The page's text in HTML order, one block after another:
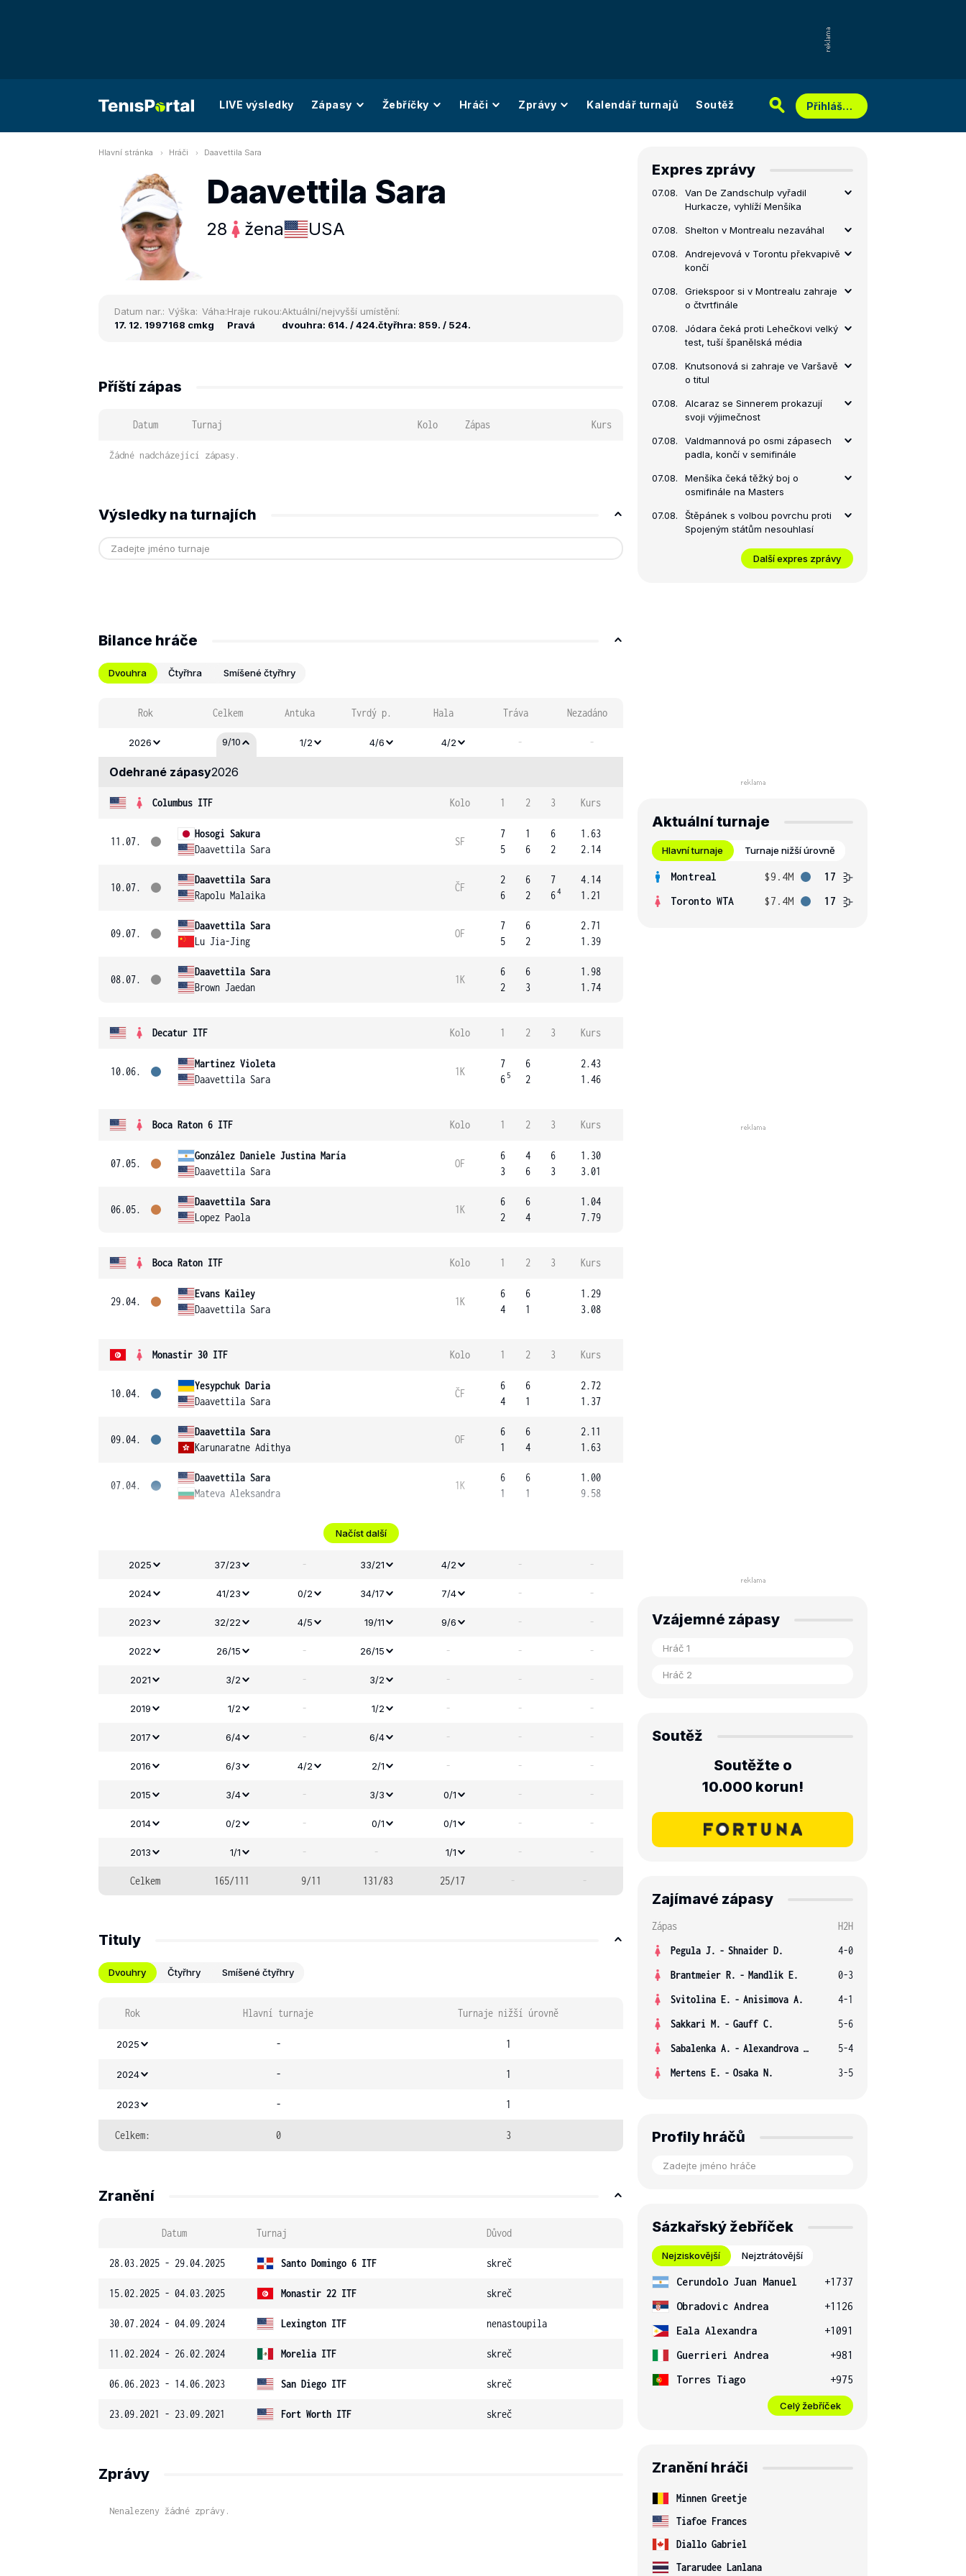
LIVE výsledky Zápasy Žebříčky Hráči Zprávy Kalendář turnajů Soutěž Přihlášení
Hlavní stránka Hráči Daavettila Sara
Daavettila Sara
28 žena USA
Datum nar.:
17. 12. 1997
Výška:
168 cm
Váha:
kg
Hraje rukou:
Pravá
Aktuální/nejvyšší umístění:
dvouhra: 614. / 424.čtyřhra: 859. / 524.
Příští zápas
Datum Turnaj Kolo Zápas Kurs
Žádné nadcházející zápasy.
Výsledky na turnajích
Bilance hráče
Dvouhra Čtyřhra Smíšené čtyřhry
Rok Celkem Antuka Tvrdý p. Hala Tráva Nezadáno
2026 9/10 1/2 4/6 4/2 - -
Odehrané zápasy2026
Columbus ITF Kolo 1 2 3 Kurs
11.07.
Hosogi Sakura
Daavettila Sara
SF
7
5
1
6
6
2
1.63
2.14
10.07.
Daavettila Sara
Rapolu Malaika
ČF
2
6
6
2
7
64
4.14
1.21
09.07.
Daavettila Sara
Lu Jia-Jing
OF
7
5
6
2
2.71
1.39
08.07.
Daavettila Sara
Brown Jaedan
1K
6
2
6
3
1.98
1.74
Decatur ITF Kolo 1 2 3 Kurs
10.06.
Martinez Violeta
Daavettila Sara
1K
7
6 5
6
2
2.43
1.46
Boca Raton 6 ITF Kolo 1 2 3 Kurs
07.05.
González Daniele Justina María
Daavettila Sara
OF
6
3
4
6
6
3
1.30
3.01
06.05.
Daavettila Sara
Lopez Paola
1K
6
2
6
4
1.04
7.79
Boca Raton ITF Kolo 1 2 3 Kurs
29.04.
Evans Kailey
Daavettila Sara
1K
6
4
6
1
1.29
3.08
Monastir 30 ITF Kolo 1 2 3 Kurs
10.04.
Yesypchuk Daria
Daavettila Sara
ČF
6
4
6
1
2.72
1.37
09.04.
Daavettila Sara
Karunaratne Adithya
OF
6
1
6
4
2.11
1.63
07.04.
Daavettila Sara
Mateva Aleksandra
1K
6
1
6
1
1.00
9.58
Načíst další
2025 37/23 - 33/21 4/2 - -
2024 41/23 0/2 34/17 7/4 - -
2023 32/22 4/5 19/11 9/6 - -
2022 26/15 - 26/15 - - -
2021 3/2 - 3/2 - - -
2019 1/2 - 1/2 - - -
2017 6/4 - 6/4 - - -
2016 6/3 4/2 2/1 - - -
2015 3/4 - 3/3 0/1 - -
2014 0/2 - 0/1 0/1 - -
2013 1/1 - - 1/1 - -
Celkem 165/111 9/11 131/83 25/17 - -
Tituly
Dvouhry Čtyřhry Smíšené čtyřhry
Rok Hlavní turnaje Turnaje nižší úrovně
2025 - 1
2024 - 1
2023 - 1
Celkem: 0 3
Zranění
Datum Turnaj Důvod
28.03.2025 - 29.04.2025 Santo Domingo 6 ITF skreč
15.02.2025 - 04.03.2025 Monastir 22 ITF skreč
30.07.2024 - 04.09.2024 Lexington ITF nenastoupila
11.02.2024 - 26.02.2024 Morelia ITF skreč
06.06.2023 - 14.06.2023 San Diego ITF skreč
23.09.2021 - 23.09.2021 Fort Worth ITF skreč
Zprávy
Nenalezeny žádné zprávy.
Expres zprávy
07.08.
Van De Zandschulp vyřadil
Hurkacze, vyhlíží Menšíka
07.08. Shelton v Montrealu nezaváhal
07.08.
Andrejevová v Torontu překvapivě
končí
07.08.
Griekspoor si v Montrealu zahraje
o čtvrtfinále
07.08.
Jódara čeká proti Lehečkovi velký
test, tuší španělská média
07.08.
Knutsonová si zahraje ve Varšavě
o titul
07.08.
Alcaraz se Sinnerem prokazují
svoji výjimečnost
07.08.
Valdmannová po osmi zápasech
padla, končí v semifinále
07.08.
Menšíka čeká těžký boj o
osmifinále na Masters
07.08.
Štěpánek s volbou povrchu proti
Spojeným státům nesouhlasí
Další expres zprávy
Aktuální turnaje
Hlavní turnaje Turnaje nižší úrovně
Montreal $9.4M
17
Toronto WTA
$7.4M 17
Vzájemné zápasy
Soutěž
Soutěžte o
10.000 korun!
Zajímavé zápasy
Zápas
H2H
Pegula J. - Shnaider D.
4-0
Brantmeier R. - Mandlik E.
0-3
Svitolina E. - Anisimova A.
4-1
Sakkari M. - Gauff C.
5-6
Sabalenka A. - Alexandrova E.
5-4
Mertens E. - Osaka N. 3-5
Profily hráčů
Sázkařský žebříček
Nejziskovější Nejztrátovější
Cerundolo Juan Manuel
+1737
Obradovic Andrea
+1126
Eala Alexandra
+1091
Guerrieri Andrea
+981
Torres Tiago
+975
Celý žebříček
Zranění hráči
Minnen Greetje
Tiafoe Frances
Diallo Gabriel
Tararudee Lanlana